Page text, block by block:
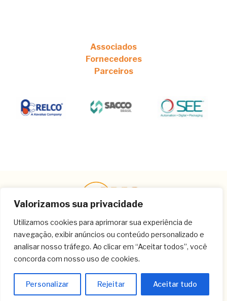
Valorizamos sua privacidade
Utilizamos cookies para aprimorar sua experiência de
navegação, exibir anúncios ou conteúdo personalizado e
analisar nosso tráfego. Ao clicar em “Aceitar todos”, você
concorda com nosso uso de cookies.
Personalizar Rejeitar Aceitar tudo
Associados
Fornecedores
Parceiros
Contato
(11) 3259-8266